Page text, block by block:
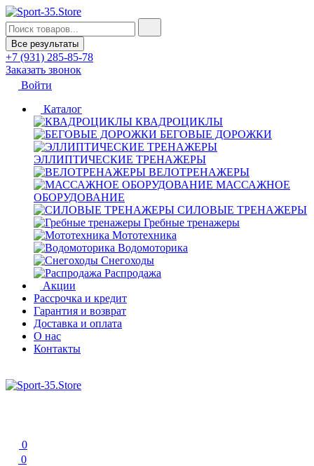
Все результаты
+7 (931) 285-85-78
Заказать звонок
Войти
Каталог
КВАДРОЦИКЛЫ
БЕГОВЫЕ ДОРОЖКИ
ЭЛЛИПТИЧЕСКИЕ ТРЕНАЖЕРЫ
ВЕЛОТРЕНАЖЕРЫ
МАССАЖНОЕ
ОБОРУДОВАНИЕ
СИЛОВЫЕ ТРЕНАЖЕРЫ
Гребные тренажеры
Мототехника
Водомоторика
Снегоходы
Распродажа
Акции
Рассрочка и кредит
Гарантия и возврат
Доставка и оплата
О нас
Контакты
0
0